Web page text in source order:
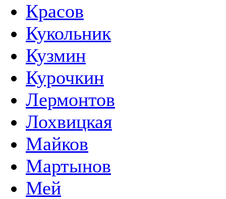
Красов
Кукольник
Кузмин
Курочкин
Лермонтов
Лохвицкая
Майков
Мартынов
Мей